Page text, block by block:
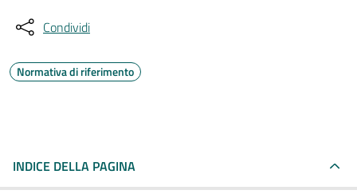
Condividi
Normativa di riferimento
INDICE DELLA PAGINA